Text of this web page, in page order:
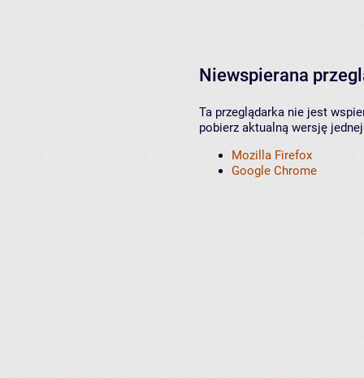
Niewspierana
Ta przeglądarka nie jest
pobierz aktualną wersję
Mozilla Firefox
Google Chrome